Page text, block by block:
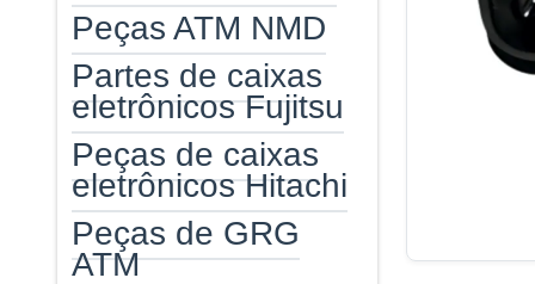
Peças ATM NMD
Partes de caixas
eletrônicos Fujitsu
Peças de caixas
eletrônicos Hitachi
Peças de GRG
ATM